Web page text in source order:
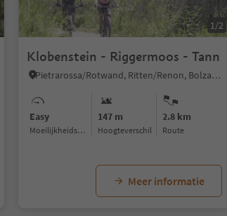
1/2
Klobenstein - Riggermoos - Tann
Pietrarossa/Rotwand, Ritten/Renon, Bolzano/Bozen and environs
Easy
Moeilijkheidsgraad
147 m
Hoogteverschil
2.8 km
Route
Meer informatie